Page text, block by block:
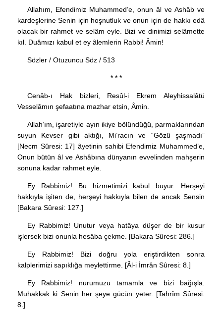
Allahım, Efendimiz Muhammed’e, onun âl ve Ashâb ve
kardeşlerine Senin için hoşnutluk ve onun için de hakkı edâ
olacak bir rahmet ve selâm eyle. Bizi ve dinimizi selâmette
kıl. Duâmızı kabul et ey âlemlerin Rabbi! Âmin!
Sözler / Otuzuncu Söz / 513
* * *
Cenâb-ı Hak bizleri, Resûl-i Ekrem Aleyhissalâtü
Vesselâmın şefaatına mazhar etsin, Âmin.
Allah’ım, işaretiyle ayın ikiye bölündüğü, parmaklarından
suyun Kevser gibi aktığı, Mi’racın ve “Gözü şaşmadı”
[Necm Sûresi: 17] âyetinin sahibi Efendimiz Muhammed’e,
Onun bütün âl ve Ashâbına dünyanın evvelinden mahşerin
sonuna kadar rahmet eyle.
Ey Rabbimiz! Bu hizmetimizi kabul buyur. Herşeyi
hakkıyla işiten de, herşeyi hakkıyla bilen de ancak Sensin
[Bakara Sûresi: 127.]
Ey Rabbimiz! Unutur veya hatâya düşer de bir kusur
işlersek bizi onunla hesâba çekme. [Bakara Sûresi: 286.]
Ey Rabbimiz! Bizi doğru yola eriştirdikten sonra
kalplerimizi sapıklığa meylettirme. [Âl-i İmrân Sûresi: 8.]
Ey Rabbimiz! nurumuzu tamamla ve bizi bağışla.
Muhakkak ki Senin her şeye gücün yeter. [Tahrîm Sûresi:
8.]